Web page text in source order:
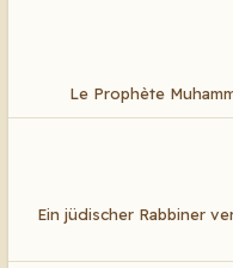
Le Prophète
Ein jüdischer Rabbiner